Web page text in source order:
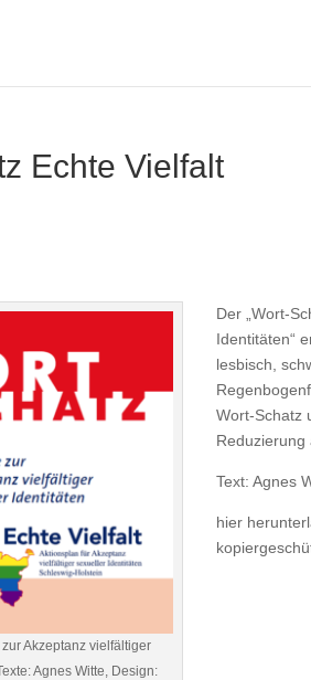
Echte Vielfalt
Akzeptanz vielfältiger
Agnes Witte, Design:
Der „Wort-
Identitäten“
lesbisch,
Wort-Schatz
Reduzierung
Text: Agnes
hier